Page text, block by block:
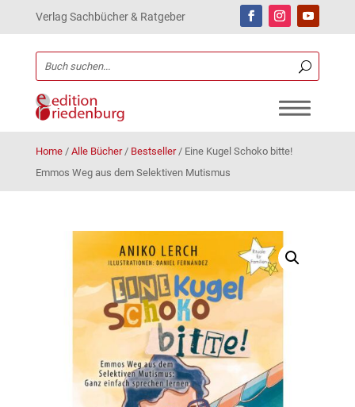
Verlag Sachbücher & Ratgeber
Home/ Alle Bücher/ Bestseller/ Eine Kugel Schoko bitte!
Emmos Weg aus dem Selektiven Mutismus